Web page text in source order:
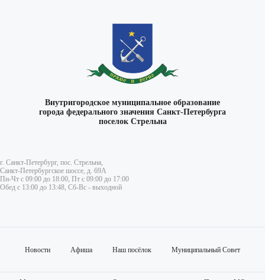
Внутригородское муниципальное образование
города федерального значения Санкт-Петербурга
поселок Стрельна
г. Санкт-Петербург, пос. Стрельна,
Санкт-Петербургское шоссе, д. 69А
Пн-Чт с 09:00 до 18:00, Пт с 09:00 до 17:00
Обед с 13:00 до 13:48, Сб-Вс - выходной
Новости Афиша Наш посёлок Муниципальный Совет